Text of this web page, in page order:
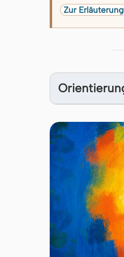
Zur Erläuterung